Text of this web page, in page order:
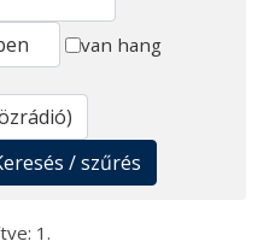
van hang
/ szűrés
1.